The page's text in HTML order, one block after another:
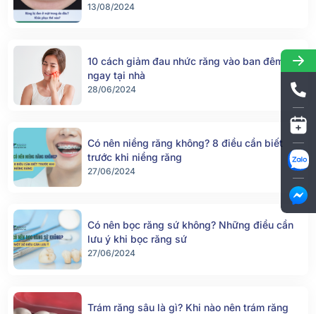
13/08/2024
10 cách giảm đau nhức răng vào ban đêm
ngay tại nhà
28/06/2024
Có nên niềng răng không? 8 điều cần biết
trước khi niềng răng
27/06/2024
Có nên bọc răng sứ không? Những điều cần
lưu ý khi bọc răng sứ
27/06/2024
Trám răng sâu là gì? Khi nào nên trám răng